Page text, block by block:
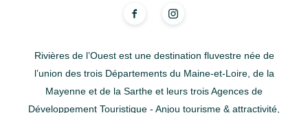
Rivières de l’Ouest est une destination fluvestre née de
l’union des trois Départements du Maine-et-Loire, de la
Mayenne et de la Sarthe et leurs trois Agences de
Développement Touristique - Anjou tourisme & attractivité,